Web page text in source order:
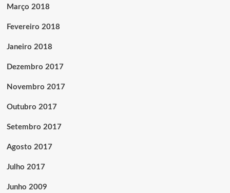
Março 2018
Fevereiro 2018
Janeiro 2018
Dezembro 2017
Novembro 2017
Outubro 2017
Setembro 2017
Agosto 2017
Julho 2017
Junho 2009